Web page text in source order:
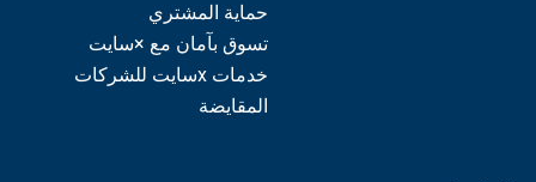
حماية المشتري
تسوق بآمان مع ×سايت
خدمات xسايت للشركات
المقايضة